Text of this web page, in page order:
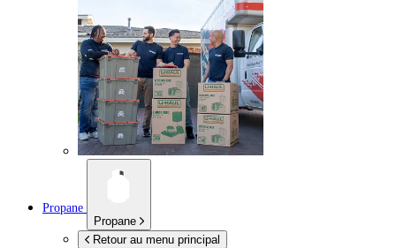
Propane
Propane
Retour au menu principal